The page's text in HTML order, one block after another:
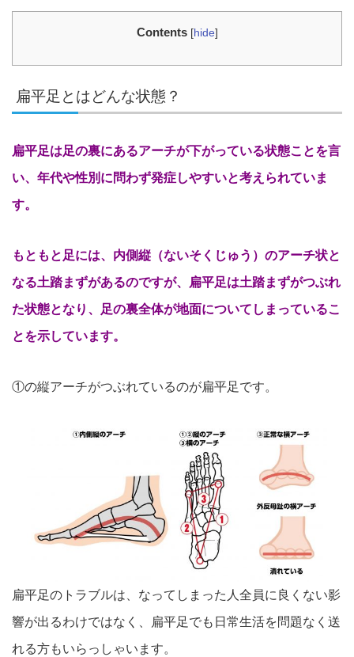
Contents [hide]
扁平足とはどんな状態？
扁平足は足の裏にあるアーチが下がっている状態ことを言
い、年代や性別に問わず発症しやすいと考えられていま
す。
もともと足には、内側縦（ないそくじゅう）のアーチ状と
なる土踏まずがあるのですが、扁平足は土踏まずがつぶれ
た状態となり、足の裏全体が地面についてしまっているこ
とを示しています。
①の縦アーチがつぶれているのが扁平足です。
扁平足のトラブルは、なってしまった人全員に良くない影
響が出るわけではなく、扁平足でも日常生活を問題なく送
れる方もいらっしゃいます。